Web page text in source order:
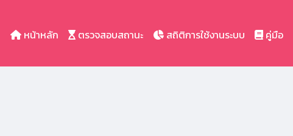
หน้าหลัก ตรวจสอบสถานะ สถิติการใช้งานระบบ คู่มือ